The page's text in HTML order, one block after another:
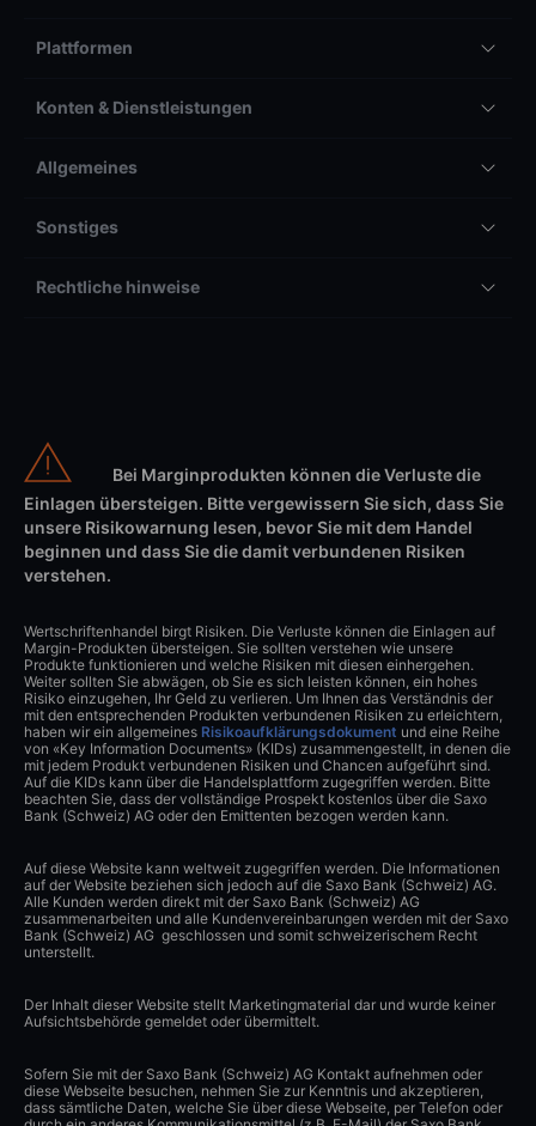
Plattformen
Konten & Dienstleistungen
Allgemeines
Sonstiges
Rechtliche hinweise
Bei Marginprodukten können die Verluste die
Einlagen übersteigen. Bitte vergewissern Sie sich, dass Sie
unsere Risikowarnung lesen, bevor Sie mit dem Handel
beginnen und dass Sie die damit verbundenen Risiken
verstehen.
Wertschriftenhandel birgt Risiken. Die Verluste können die Einlagen auf
Margin-Produkten übersteigen. Sie sollten verstehen wie unsere
Produkte funktionieren und welche Risiken mit diesen einhergehen.
Weiter sollten Sie abwägen, ob Sie es sich leisten können, ein hohes
Risiko einzugehen, Ihr Geld zu verlieren. Um Ihnen das Verständnis der
mit den entsprechenden Produkten verbundenen Risiken zu erleichtern,
haben wir ein allgemeines Risikoaufklärungsdokument und eine Reihe
von «Key Information Documents» (KIDs) zusammengestellt, in denen die
mit jedem Produkt verbundenen Risiken und Chancen aufgeführt sind.
Auf die KIDs kann über die Handelsplattform zugegriffen werden. Bitte
beachten Sie, dass der vollständige Prospekt kostenlos über die Saxo
Bank (Schweiz) AG oder den Emittenten bezogen werden kann.
Auf diese Website kann weltweit zugegriffen werden. Die Informationen
auf der Website beziehen sich jedoch auf die Saxo Bank (Schweiz) AG.
Alle Kunden werden direkt mit der Saxo Bank (Schweiz) AG
zusammenarbeiten und alle Kundenvereinbarungen werden mit der Saxo
Bank (Schweiz) AG geschlossen und somit schweizerischem Recht
unterstellt.
Der Inhalt dieser Website stellt Marketingmaterial dar und wurde keiner
Aufsichtsbehörde gemeldet oder übermittelt.
Sofern Sie mit der Saxo Bank (Schweiz) AG Kontakt aufnehmen oder
diese Webseite besuchen, nehmen Sie zur Kenntnis und akzeptieren,
dass sämtliche Daten, welche Sie über diese Webseite, per Telefon oder